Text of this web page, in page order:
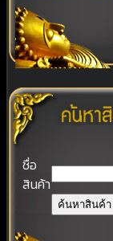
ชื่อ
สินค้า